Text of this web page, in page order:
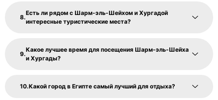
Есть ли рядом с Шарм-эль-Шейхом и Хургадой
интересные туристические места?
Какое лучшее время для посещения Шарм-эль-Шейха
и Хургады?
Какой город в Египте самый лучший для отдыха?